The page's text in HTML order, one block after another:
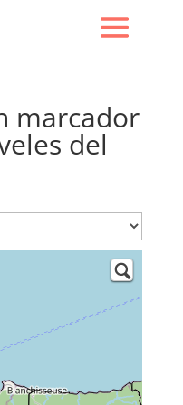
marcador
del